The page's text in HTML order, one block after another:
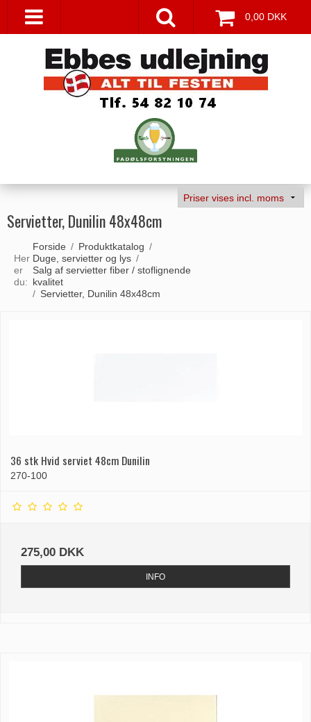
0,00 DKK
Servietter, Dunilin 48x48cm
Her
er
du:
Forside / Produktkatalog /
Duge, servietter og lys /
Salg af servietter fiber / stoflignende
kvalitet
/ Servietter, Dunilin 48x48cm
36 stk Hvid serviet 48cm Dunilin
270-100
275,00 DKK
INFO